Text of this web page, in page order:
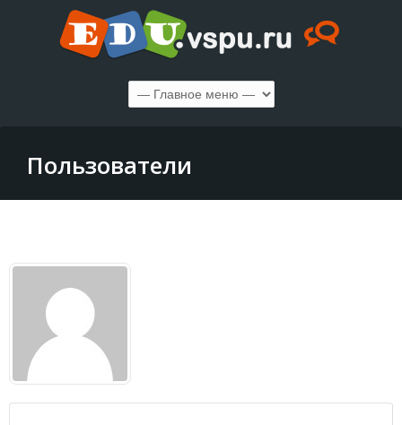
Пользователи